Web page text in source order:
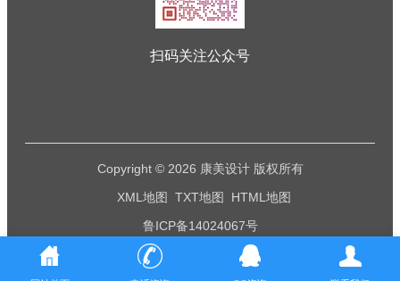
扫码关注公众号
Copyright © 2026 康美设计 版权所有
XML地图
TXT地图
HTML地图
鲁ICP备14024067号